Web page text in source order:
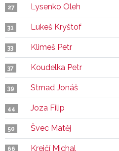
27 Lysenko Oleh
31 Lukeš Kryštof
33 Klimeš Petr
37 Koudelka Petr
39 Strnad Jonáš
44 Joza Filip
50 Švec Matěj
66 Krejčí Michal